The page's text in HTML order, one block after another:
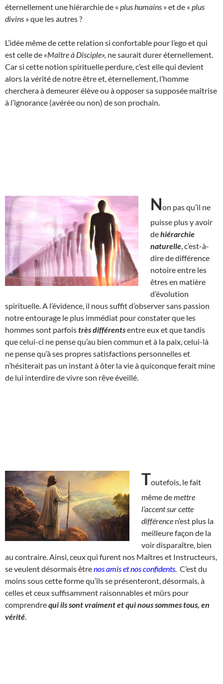
éternellement une hiérarchie de « plus humains » et de « plus
divins » que les autres ?
L’idée même de cette relation si confortable pour l’ego et qui
est celle de «Maître à Disciple», ne saurait durer éternellement.
Car si cette notion spirituelle perdure, c’est elle qui devient
alors la vérité de notre être et, éternellement, l’homme
cherchera à demeurer élève ou à opposer sa supposée maîtrise
à l’ignorance (avérée ou non) de son prochain.
Non pas qu’il ne
puisse plus y avoir
dehiérarchie
naturelle , c’est-à-
dire de différence
notoire entre les
êtres en matière
d’évolution
spirituelle. A l’évidence, il nous suffit d’observer sans passion
notre entourage le plus immédiat pour constater que les
hommes sont parfoistrès différentsentre eux et que tandis
que celui-ci ne pense qu’au bien commun et à la paix, celui-là
ne pense qu’à ses propres satisfactions personnelles et
n’hésiterait pas un instant à ôter la vie à quiconque ferait mine
de lui interdire de vivre son rêve éveillé.
Toutefois, le fait
même demettre
l’accent sur cette
différence n’est plus la
meilleure façon de la
voir disparaître, bien
au contraire. Ainsi, ceux qui furent nos Maîtres et Instructeurs,
se veulent désormais êtrenos amis et nos confidents. C’est du
moins sous cette forme qu’ils se présenteront, désormais, à
celles et ceux suffisamment raisonnables et mûrs pour
comprendrequi ils sont vraiment et qui nous sommes tous, en
vérité